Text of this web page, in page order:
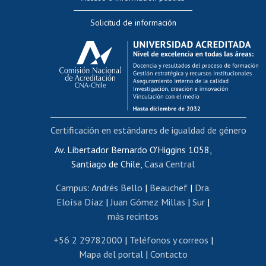
Evaluación docente
Calificación académica
Postulación al AUCAI
Funcionarias/os
Cursos internos de capacitación
Bienestar del personal
Portal de movilidad interna
Certificado de renta
Certificado de renta honorarios
Editar páginas blancas
Extranjeras/os
Revalidación y reconocimiento de títulos
Postulación al Programa de Movilidad Estudiantil
Solicitud de información
Av. Libertador Bernardo O'Higgins 1058,
Santiago de Chile, Casa Central
Campus: Andrés Bello | Beauchef| Dra.
Eloísa Díaz |Juan Gómez Millas | Sur |
más recintos
+56 2 29782000 | Teléfonos y correos |
Mapa del portal| Contacto
Certificación en estándares de igualdad de género